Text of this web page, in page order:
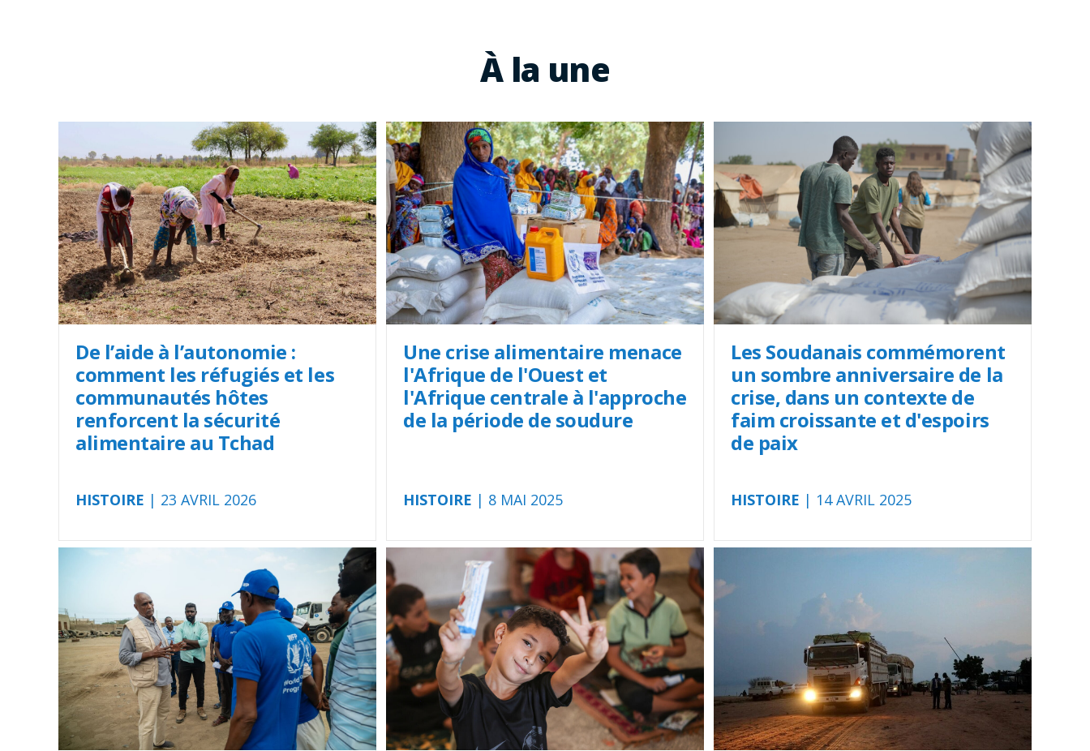
À la une
De l’aide à l’autonomie :
comment les réfugiés et les
communautés hôtes
renforcent la sécurité
alimentaire au Tchad
HISTOIRE | 23 AVRIL 2026
Une crise alimentaire menace
l'Afrique de l'Ouest et
l'Afrique centrale à l'approche
de la période de soudure
HISTOIRE | 8 MAI 2025
Les Soudanais commémorent
un sombre anniversaire de la
crise, dans un contexte de
faim croissante et d'espoirs
de paix
HISTOIRE | 14 AVRIL 2025